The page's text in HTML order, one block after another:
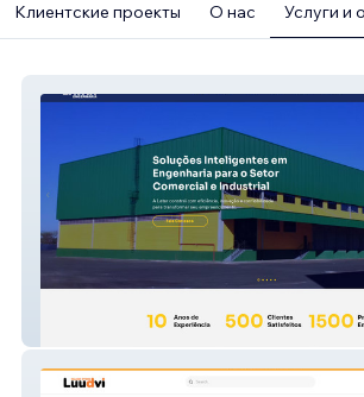
Клиентские проекты О нас Услуги и
LATAR Engenharia